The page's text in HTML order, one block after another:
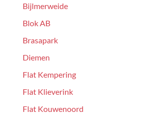
Bijlmerweide
Blok AB
Brasapark
Diemen
Flat Kempering
Flat Klieverink
Flat Kouwenoord